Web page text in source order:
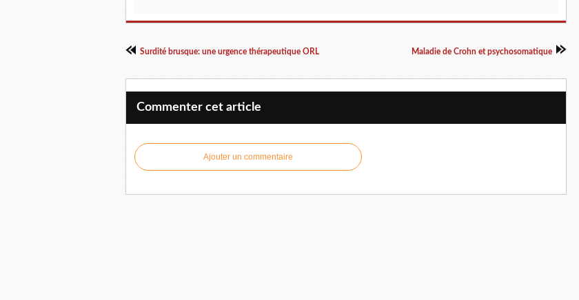
Surdité brusque: une urgence thérapeutique ORL Maladie de Crohn et psychosomatique
Commenter cet article
Ajouter un commentaire